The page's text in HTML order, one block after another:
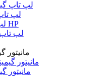
لپ تاپ
لپ
لپ تاپ گیمینگ HP
لپ
مانیتور
مانیتور
مانیتور